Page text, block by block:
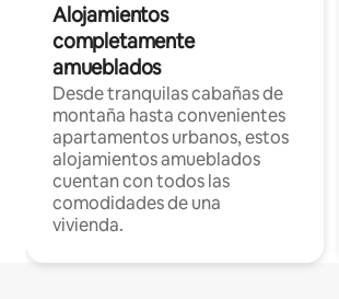
Alojamientos
completamente
amueblados
Desde tranquilas cabañas de
montaña hasta convenientes
apartamentos urbanos, estos
alojamientos amueblados
cuentan con todos las
comodidades de una
vivienda.